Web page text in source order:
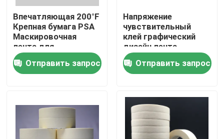
контактные данные
Отправить запрос
Клейкая лента ковра
Впечатляющая 200°F
Крепная бумага PSA
Маскировочная
лента для
графического
дизайна / проектов
DIY
Отправить запрос
Напряжение
чувствительный
клей графический
дизайн лента
маскировка креп
бумаги 30 мм 20м
рулон
Отправить запрос